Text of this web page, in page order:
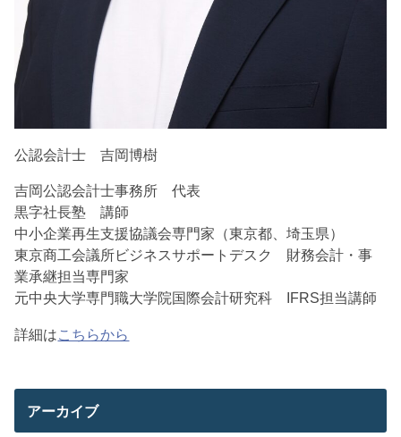
公認会計士 吉岡博樹
吉岡公認会計士事務所 代表
黒字社長塾 講師
中小企業再生支援協議会専門家（東京都、埼玉県）
東京商工会議所ビジネスサポートデスク 財務会計・事
業承継担当専門家
元中央大学専門職大学院国際会計研究科 IFRS担当講師
詳細はこちらから
アーカイブ